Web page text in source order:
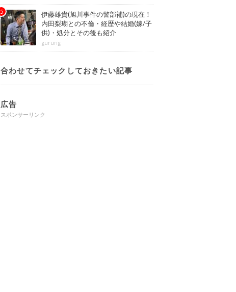
伊藤雄貴(旭川事件の警部補)の現在！
内田梨瑚との不倫・経歴や結婚(嫁/子
供)・処分とその後も紹介
gurung
合わせてチェックしておきたい記事
広告
スポンサーリンク